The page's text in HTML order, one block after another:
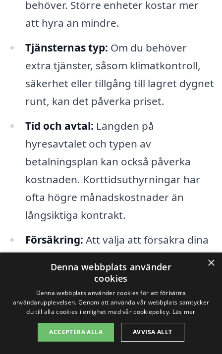
behöver. Större enheter kostar mer
att hyra än mindre.
Tjänsternas typ: Om du behöver
extra tjänster, såsom klimatkontroll,
säkerhet eller tillgång till lagret dygnet
runt, kan det påverka priset.
Tid och avtal: Längden på
hyresavtalet och typen av
betalningsplan kan också påverka
kostnaden. Korttidsuthyrningar har
ofta högre månadskostnader än
långsiktiga kontrakt.
Försäkring: Att välja att försäkra dina
föremål kan också bidra till kostnaden,
men det kan vara värt att överväga
för att skydda dina ägodelar.
När du letar efter magasinering i Lysekil
är det klokt att jämföra erbjudanden från
×
Denna webbplats använder
cookies
Denna webbplats använder cookies för att förbättra
användarupplevelsen. Genom att använda vår webbplats samtycker
du till alla cookies i enlighet med vår cookiepolicy. Läs mer
ACCEPTERA ALLA AVVISA ALLT